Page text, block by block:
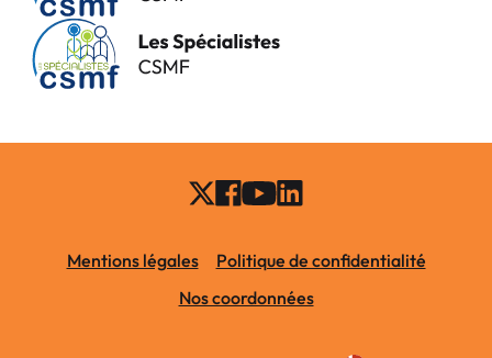
Mentions légales
Politique de confidentialité
Nos coordonnées